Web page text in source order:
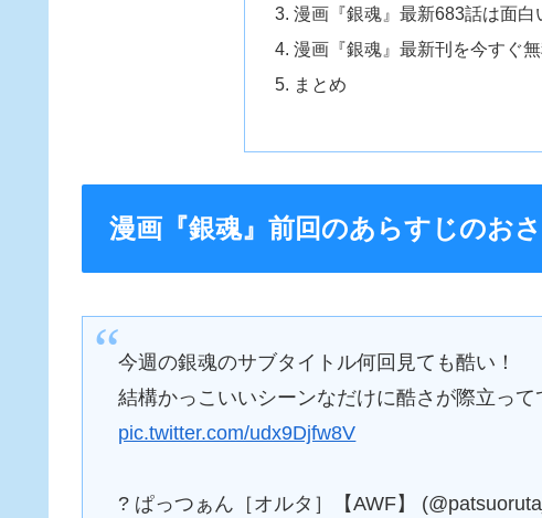
漫画『銀魂』最新683話は面白
漫画『銀魂』最新刊を今すぐ
まとめ
漫画『銀魂』前回のあらすじのお
今週の銀魂のサブタイトル何回見ても酷い！
結構かっこいいシーンなだけに酷さが際立っ
pic.twitter.com/udx9Djfw8V
? ぱっつぁん［オルタ］【AWF】